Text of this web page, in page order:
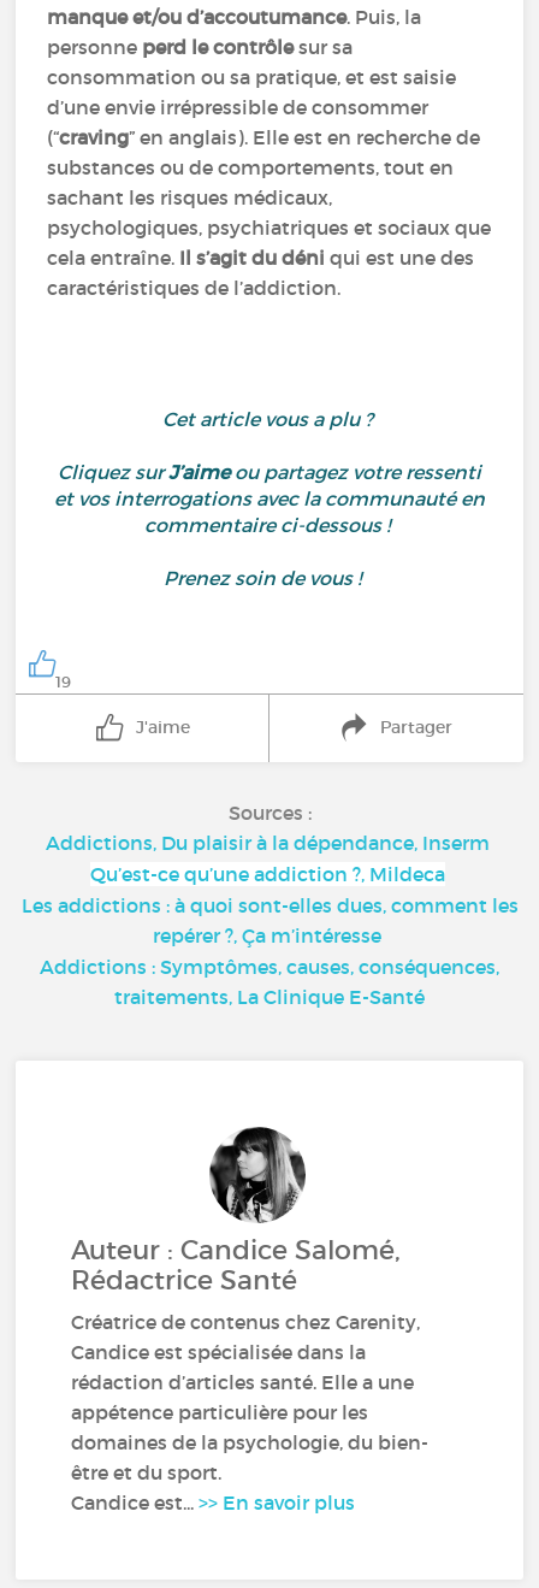
manque et/ou d’accoutumance. Puis, la
personne perd le contrôlesur sa
consommation ou sa pratique, et est saisie
d’une envie irrépressible de consommer
(“craving” en anglais). Elle est en recherche de
substances ou de comportements, tout en
sachant les risques médicaux,
psychologiques, psychiatriques et sociaux que
cela entraîne. Il s’agit du déniqui est une des
caractéristiques de l’addiction.
Cet article vous a plu ?
Cliquez surJ’aimeou partagez votre ressenti
et vos interrogations avec la communauté en
commentaire ci-dessous !
Prenez soin de vous !
19
J'aime Partager
Sources :
Addictions, Du plaisir à la dépendance, Inserm
Qu’est-ce qu’une addiction ?, Mildeca
Les addictions : à quoi sont-elles dues, comment les
repérer ?, Ça m’intéresse
Addictions : Symptômes, causes, conséquences,
traitements, La Clinique E-Santé
Auteur : Candice Salomé,
Rédactrice Santé
Créatrice de contenus chez Carenity,
Candice est spécialisée dans la
rédaction d’articles santé. Elle a une
appétence particulière pour les
domaines de la psychologie, du bien-
être et du sport.
Candice est...>> En savoir plus